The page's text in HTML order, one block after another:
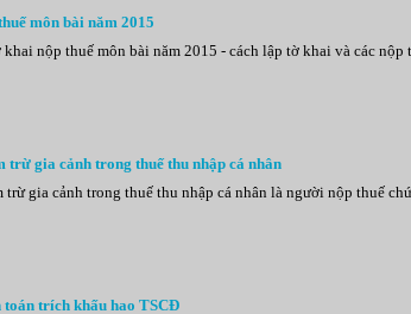
môn bài năm 2015
nộp thuế môn bài năm 2015 - cách lập tờ khai và các nộp
trừ gia cảnh trong thuế thu nhập cá nhân
gia cảnh trong thuế thu nhập cá nhân là người nộp thuế
toán trích khấu hao TSCĐ